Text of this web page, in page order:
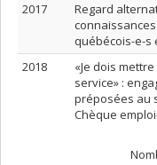
2017
Regard
québécois-e-s
2018
«Je dois
service» :
préposées au
Chèque